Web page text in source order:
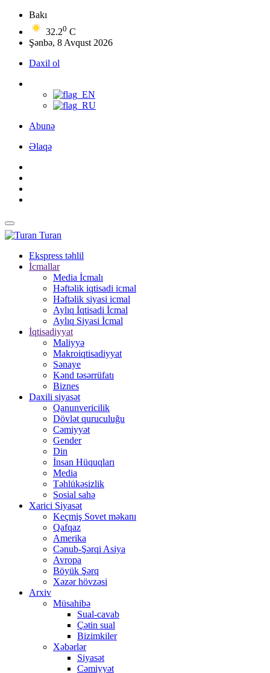
Bakı
32.20 C
Şənbə, 8 Avqust 2026
Daxil ol
Abunə
Əlaqə
Turan
Ekspress təhlil
İcmallar
Media İcmalı
Həftəlik iqtisadi icmal
Həftəlik siyasi icmal
Aylıq İqtisadi İcmal
Aylıq Siyasi İcmal
İqtisadiyyat
Maliyyə
Makroiqtisadiyyat
Sənaye
Kənd təsərrüfatı
Biznes
Daxili siyasət
Qanunvericilik
Dövlət quruculuğu
Cəmiyyət
Gender
Din
İnsan Hüquqları
Media
Təhlükəsizlik
Sosial sahə
Xarici Siyasət
Keçmiş Sovet məkanı
Qafqaz
Amerika
Cənub-Şərqi Asiya
Avropa
Böyük Şərq
Xəzər hövzəsi
Arxiv
Müsahibə
Sual-cavab
Çətin sual
Bizimkiler
Xəbərlər
Siyasət
Cəmiyyət